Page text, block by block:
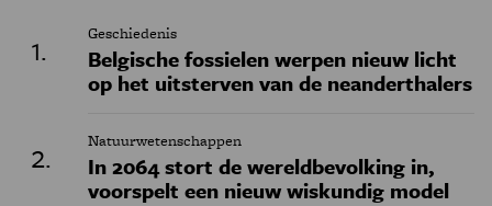
Geschiedenis
Belgische fossielen werpen nieuw licht
op het uitsterven van de neanderthalers
Natuurwetenschappen
In 2064 stort de wereldbevolking in,
voorspelt een nieuw wiskundig model